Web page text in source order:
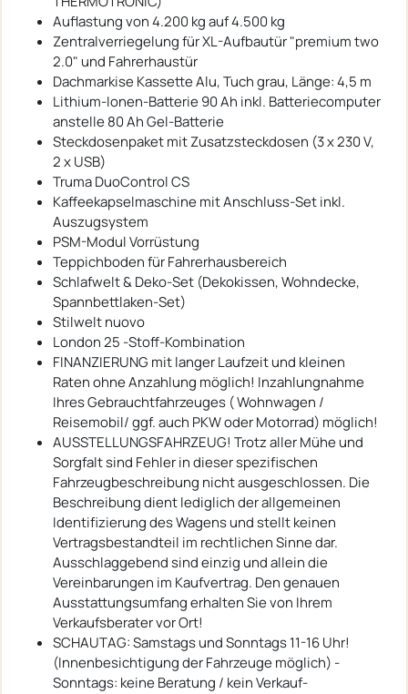
Auflastung von 4.200 kg auf 4.500 kg
Zentralverriegelung für XL-Aufbautür "premium two
2.0" und Fahrerhaustür
Dachmarkise Kassette Alu, Tuch grau, Länge: 4,5 m
Lithium-Ionen-Batterie 90 Ah inkl. Batteriecomputer
anstelle 80 Ah Gel-Batterie
Steckdosenpaket mit Zusatzsteckdosen (3 x 230 V,
2 x USB)
Truma DuoControl CS
Kaffeekapselmaschine mit Anschluss-Set inkl.
Auszugsystem
PSM-Modul Vorrüstung
Teppichboden für Fahrerhausbereich
Schlafwelt & Deko-Set (Dekokissen, Wohndecke,
Spannbettlaken-Set)
Stilwelt nuovo
London 25 -Stoff-Kombination
FINANZIERUNG mit langer Laufzeit und kleinen
Raten ohne Anzahlung möglich! Inzahlungnahme
Ihres Gebrauchtfahrzeuges ( Wohnwagen /
Reisemobil/ ggf. auch PKW oder Motorrad) möglich!
AUSSTELLUNGSFAHRZEUG! Trotz aller Mühe und
Sorgfalt sind Fehler in dieser spezifischen
Fahrzeugbeschreibung nicht ausgeschlossen. Die
Beschreibung dient lediglich der allgemeinen
Identifizierung des Wagens und stellt keinen
Vertragsbestandteil im rechtlichen Sinne dar.
Ausschlaggebend sind einzig und allein die
Vereinbarungen im Kaufvertrag. Den genauen
Ausstattungsumfang erhalten Sie von Ihrem
Verkaufsberater vor Ort!
SCHAUTAG: Samstags und Sonntags 11-16 Uhr!
(Innenbesichtigung der Fahrzeuge möglich) -
Sonntags: keine Beratung / kein Verkauf-